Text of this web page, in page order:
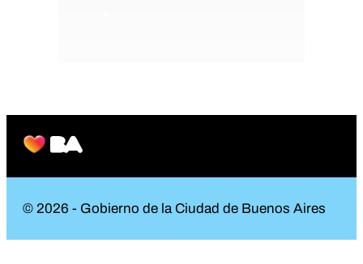
© 2026 - Gobierno de la Ciudad de Buenos Aires